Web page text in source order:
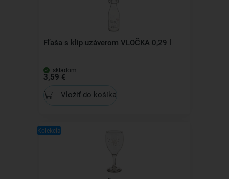
Fľaša s klip uzáverom VLOČKA 0,29 l
skladom
3,59 €
Vložiť do košíka
Kolekcia